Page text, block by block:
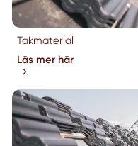
Takmaterial
Läs mer här